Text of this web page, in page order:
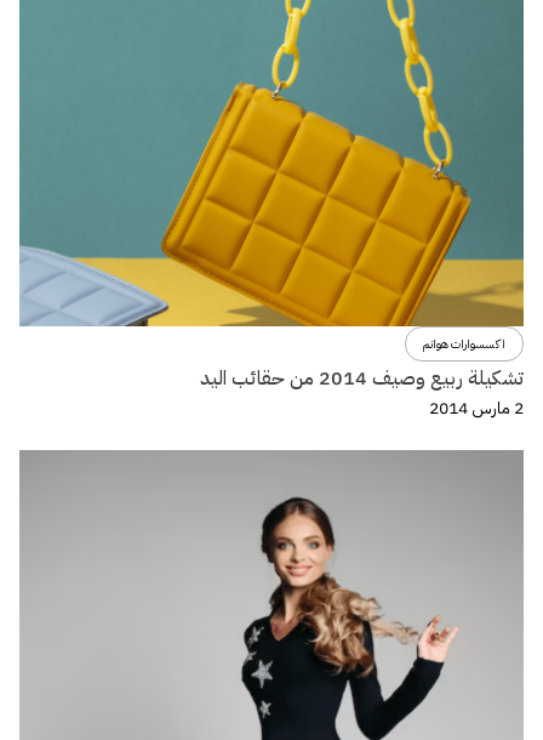
اكسسوارات هوانم
تشكيلة ربيع وصيف 2014 من حقائب اليد
2 مارس 2014